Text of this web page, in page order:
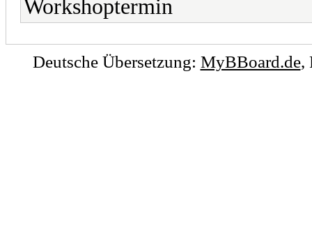
Workshoptermin
Deutsche Übersetzung: MyBBoard.de,